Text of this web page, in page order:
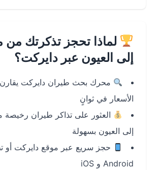
لماذا تحجز تذكرتك من
إلى العيون عبر دايركت؟
محرك بحث طيران دايركت يقارن مئات
الأسعار في ثوانٍ
العثور على تذاكر طيران رخيصة من
إلى العيون بسهولة
حجز سريع عبر موقع دايركت أو تطبيق
Android و iOS